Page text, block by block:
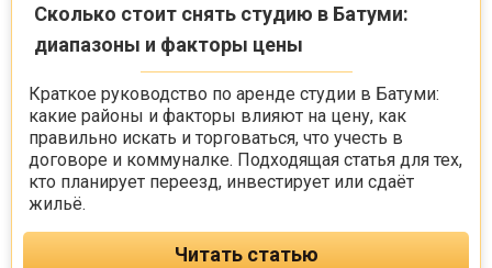
Сколько стоит снять студию в Батуми:
диапазоны и факторы цены
Краткое руководство по аренде студии в Батуми:
какие районы и факторы влияют на цену, как
правильно искать и торговаться, что учесть в
договоре и коммуналке. Подходящая статья для тех,
кто планирует переезд, инвестирует или сдаёт
жильё.
Читать статью